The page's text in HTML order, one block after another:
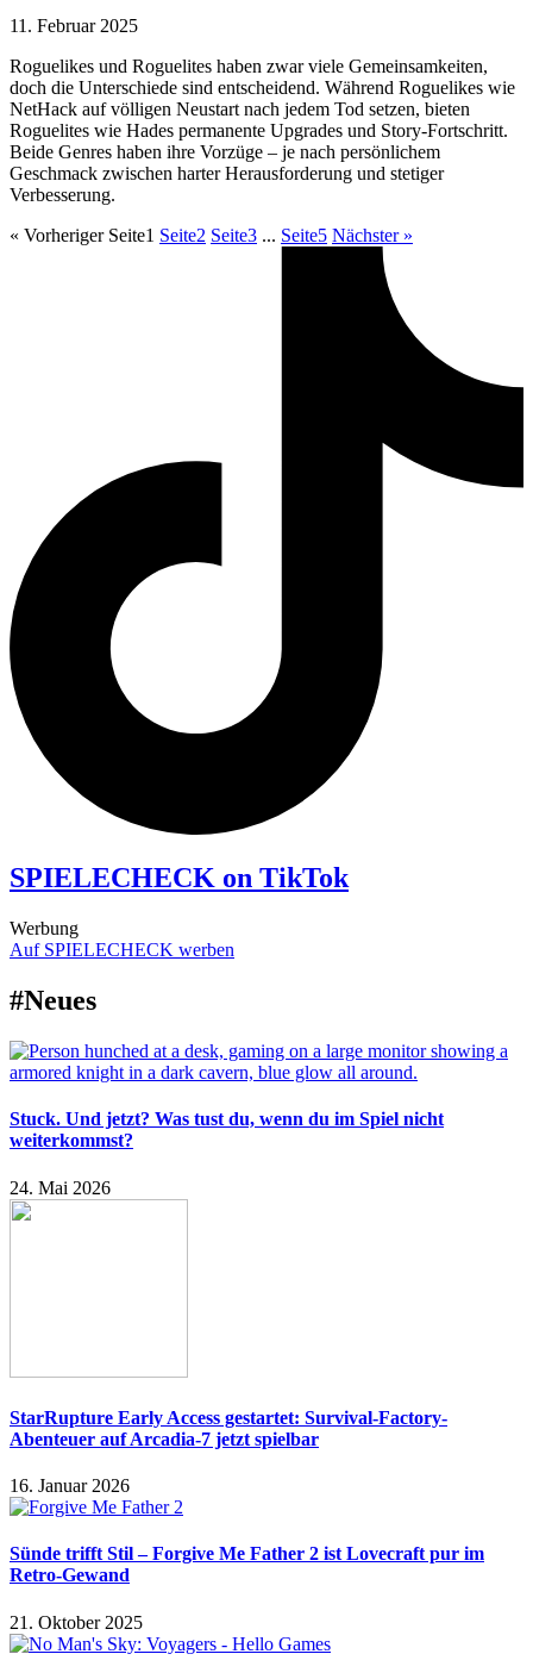
11. Februar 2025
Roguelikes und Roguelites haben zwar viele Gemeinsamkeiten,
doch die Unterschiede sind entscheidend. Während Roguelikes wie
NetHack auf völligen Neustart nach jedem Tod setzen, bieten
Roguelites wie Hades permanente Upgrades und Story-Fortschritt.
Beide Genres haben ihre Vorzüge – je nach persönlichem
Geschmack zwischen harter Herausforderung und stetiger
Verbesserung.
« Vorheriger Seite1 Seite2 Seite3 ... Seite5 Nächster »
SPIELECHECK on TikTok
Werbung
Auf SPIELECHECK werben
#Neues
Stuck. Und jetzt? Was tust du, wenn du im Spiel nicht
weiterkommst?
24. Mai 2026
StarRupture Early Access gestartet: Survival-Factory-
Abenteuer auf Arcadia-7 jetzt spielbar
16. Januar 2026
Sünde trifft Stil – Forgive Me Father 2 ist Lovecraft pur im
Retro-Gewand
21. Oktober 2025